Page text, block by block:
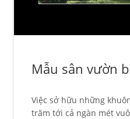
Mẫu sân vườn
Việc sở hữu những
trăm tới cả ngàn mét